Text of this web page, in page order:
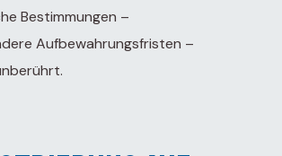
Bestimmungen –
Aufbewahrungsfristen –